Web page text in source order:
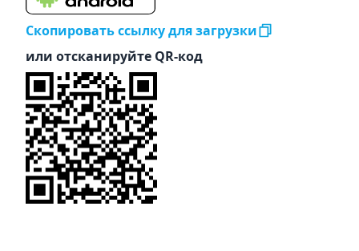
Скопировать ссылку для загрузки
или отсканируйте QR-код